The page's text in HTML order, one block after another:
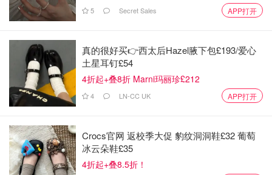
1. 在amazon买比wholefoods便宜
2. blueberry hemp和original这两个口味相对来说比较单
调，没有其他那么特别
Amazon.com: purely elizabeth Ancient Grain
Amazon
购买
推荐2⃣️：Oat My Goodness
5 Secret Sales APP打开
真的很好买👉西太后Hazel腋下包£193/爱心
土星耳钉£54
4折起+叠8折 Marni玛丽珍£212
4 LN-CC UK APP打开
Crocs官网 返校季大促 豹纹洞洞鞋£32 葡萄
冰云朵鞋£35
4折起+叠8.5折！